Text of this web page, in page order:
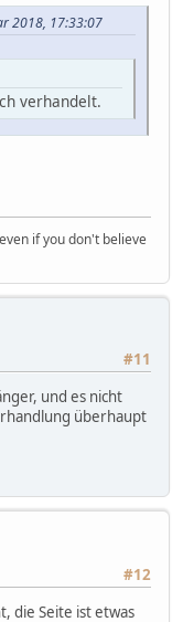
2018, 17:33:07
verhandelt.
if you don't believe
#11
und es nicht
überhaupt
#12
die Seite ist etwas